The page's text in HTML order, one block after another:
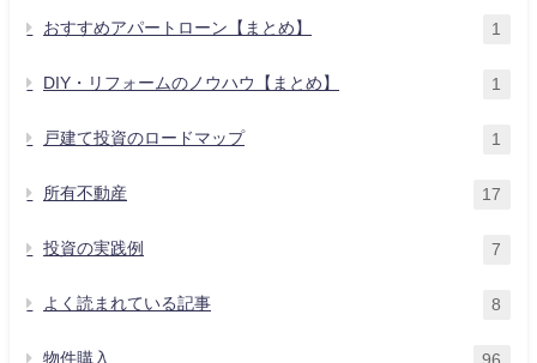
おすすめアパートローン【まとめ】 1
DIY・リフォームのノウハウ【まとめ】 1
戸建て投資のロードマップ 1
所有不動産 17
投資の実践例 7
よく読まれている記事 8
物件購入 96